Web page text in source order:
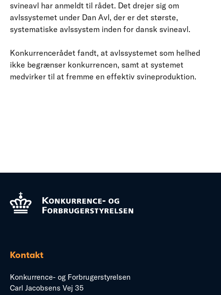
svineavl har anmeldt til rådet. Det drejer sig om
avlssystemet under Dan Avl, der er det største,
systematiske avlssystem inden for dansk svineavl.
Konkurrencerådet fandt, at avlssystemet som helhed
ikke begrænser konkurrencen, samt at systemet
medvirker til at fremme en effektiv svineproduktion.
Kontakt
Konkurrence- og Forbrugerstyrelsen
Carl Jacobsens Vej 35